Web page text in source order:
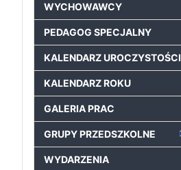
WYCHOWAWCY
PEDAGOG SPECJALNY
KALENDARZ UROCZYSTOŚCI
KALENDARZ ROKU
GALERIA PRAC
GRUPY PRZEDSZKOLNE
WYDARZENIA